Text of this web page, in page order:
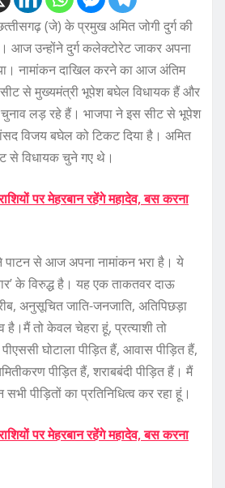
(जे) के प्रमुख अमित जोगी दुर्ग की
आज उन्‍होंने दुर्ग कलेक्‍टोरेट जाकर अपना
नामांकन दाखिल करने का आज अंतिम
सीट से मुख्‍यमंत्री भूपेश बघेल विधायक हैं और
चुनाव लड़ रहे हैं। भाजपा ने इस सीट से भूपेश
विजय बघेल को टिकट दिया है। अमित
से विधायक चुने गए थे।
पर मेहरबान रहेंगे महादेव, बस करना
पाटन से आज अपना नामांकन भरा है। ये
के विरुद्ध है। यह एक ताकतवर दाऊ
अनुसूचित जाति-जनजाति, अतिपिछड़ा
है।मैं तो केवल चेहरा हूं, प्रत्याशी तो
पीएससी घोटाला पीड़ित हैं, आवास पीड़ित हैं,
पीड़ित हैं, शराबबंदी पीड़ित हैं। मैं
सभी पीड़ितों का प्रतिनिधित्व कर रहा हूं।
पर मेहरबान रहेंगे महादेव, बस करना